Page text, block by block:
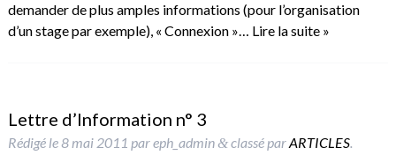
demander de plus amples informations (pour l’organisation
d’un stage par exemple), « Connexion »… Lire la suite »
Lettre d’Information n° 3
Rédigé le8 mai 2011 pareph_admin &classé parARTICLES.